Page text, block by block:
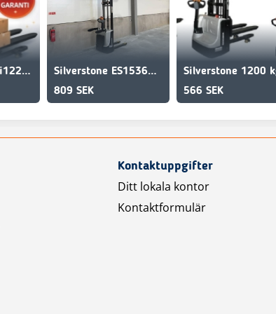
Silverstone ESPi1227 1200 kg 2700 mm HYR-KÖP
Silverstone ES1536P 1500 kg 3600 mm HYRKÖP
809 SEK
566 SEK
Kontaktuppgifter
Ditt lokala kontor
Kontaktformulär